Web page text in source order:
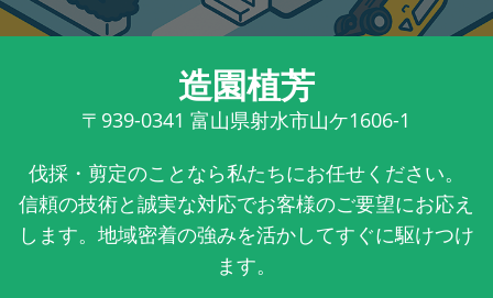
造園植芳
〒939-0341 富山県射水市山ケ1606-1
伐採・剪定のことなら私たちにお任せください。
信頼の技術と誠実な対応でお客様のご要望にお応え
します。地域密着の強みを活かしてすぐに駆けつけ
ます。